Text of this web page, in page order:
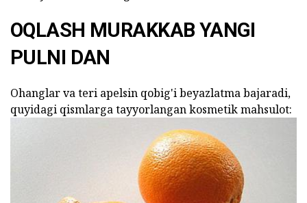
OQLASH MURAKKAB YANGI
PULNI DAN
Ohanglar va teri apelsin qobig'i beyazlatma bajaradi,
quyidagi qismlarga tayyorlangan kosmetik mahsulot: